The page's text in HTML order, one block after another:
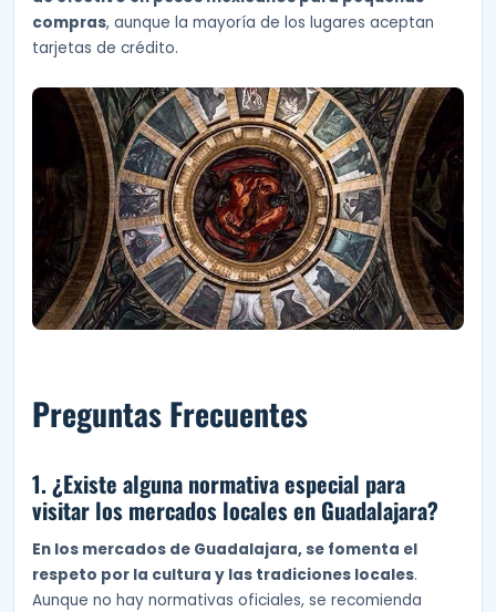
compras, aunque la mayoría de los lugares aceptan
tarjetas de crédito.
Preguntas Frecuentes
1. ¿Existe alguna normativa especial para
visitar los mercados locales en Guadalajara?
En los mercados de Guadalajara, se fomenta el
respeto por la cultura y las tradiciones locales.
Aunque no hay normativas oficiales, se recomienda